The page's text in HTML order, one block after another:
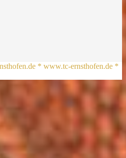
* www.tc-ernsthofen.de *